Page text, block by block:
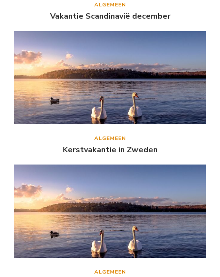
ALGEMEEN
Vakantie Scandinavië december
ALGEMEEN
Kerstvakantie in Zweden
ALGEMEEN